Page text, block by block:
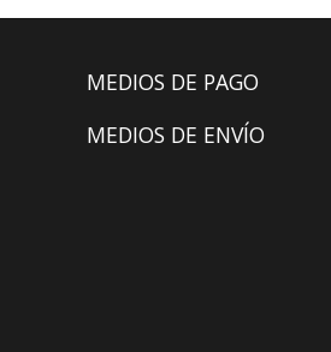
MEDIOS DE PAGO
MEDIOS DE ENVÍO